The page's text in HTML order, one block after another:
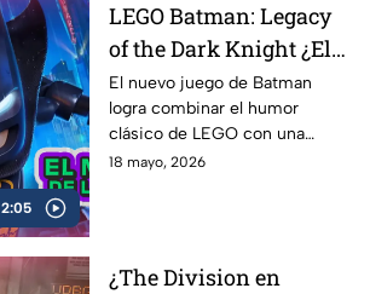
cómo Alternia busca redefinir
el entretenimiento para las
nuevas generaciones
2:05
LEGO Batman: Legacy
of the Dark Knight ¿El
mejor de la franqucia? |
AZE REVIEW
El nuevo juego de Batman
logra combinar el humor
clásico de LEGO con una
aventura llena de acción,
18 mayo, 2026
¿The Division en